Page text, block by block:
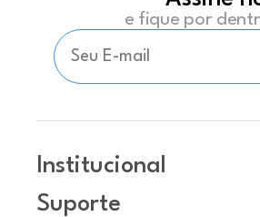
e fique por
Institucional
Suporte